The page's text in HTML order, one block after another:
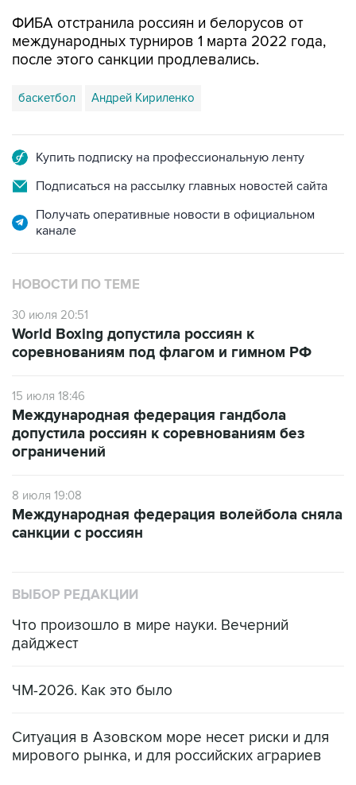
ФИБА отстранила россиян и белорусов от
международных турниров 1 марта 2022 года,
после этого санкции продлевались.
баскетбол Андрей Кириленко
Купить подписку на профессиональную ленту
Подписаться на рассылку главных новостей сайта
Получать оперативные новости в официальном
канале
НОВОСТИ ПО ТЕМЕ
30 июля 20:51
World Boxing допустила россиян к
соревнованиям под флагом и гимном РФ
15 июля 18:46
Международная федерация гандбола
допустила россиян к соревнованиям без
ограничений
8 июля 19:08
Международная федерация волейбола сняла
санкции с россиян
ВЫБОР РЕДАКЦИИ
Что произошло в мире науки. Вечерний
дайджест
ЧМ-2026. Как это было
Ситуация в Азовском море несет риски и для
мирового рынка, и для российских аграриев